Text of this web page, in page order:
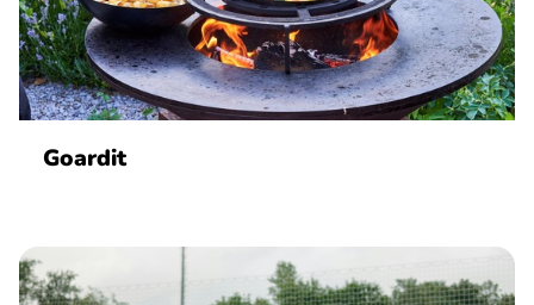
Goardit